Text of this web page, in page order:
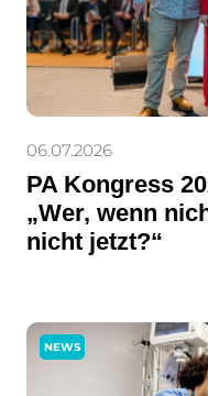
06.07.2026
PA Kongress
„Wer, wenn
nicht jetzt?“
NEWS